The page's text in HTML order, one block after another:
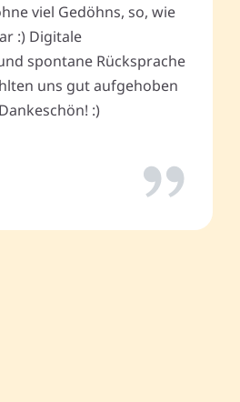
viel Gedöhns, so, wie
:) Digitale
spontane Rücksprache
uns gut aufgehoben
:)